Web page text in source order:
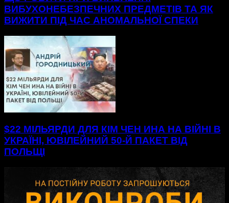
ВИБУХОНЕБЕЗПЕЧНИХ ПРЕДМЕТІВ ТА ЯК
ВИЖИТИ ПІД ЧАС АНОМАЛЬНОЇ СПЕКИ
$22 МІЛЬЯРДИ ДЛЯ КІМ ЧЕН ИНА НА ВІЙНІ В
УКРАЇНІ, ЮВІЛЕЙНИЙ 50-Й ПАКЕТ ВІД
ПОЛЬЩІ